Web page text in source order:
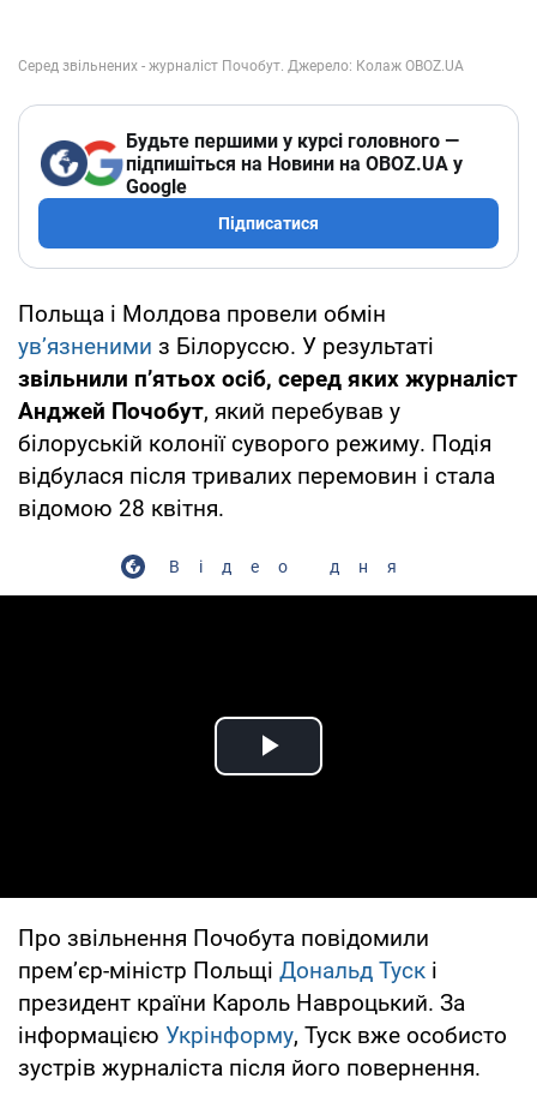
Будьте першими у курсі головного —
підпишіться на Новини на OBOZ.UA у
Google
Підписатися
Польща і Молдова провели обмін
ув’язненими з Білоруссю. У результаті
звільнили п’ятьох осіб, серед яких журналіст
Анджей Почобут, який перебував у
білоруській колонії суворого режиму. Подія
відбулася після тривалих перемовин і стала
відомою 28 квітня.
Відео дня
Play Video
Про звільнення Почобута повідомили
прем’єр-міністр Польщі Дональд Туск і
президент країни Кароль Навроцький. За
інформацією Укрінформу, Туск вже особисто
зустрів журналіста після його повернення.